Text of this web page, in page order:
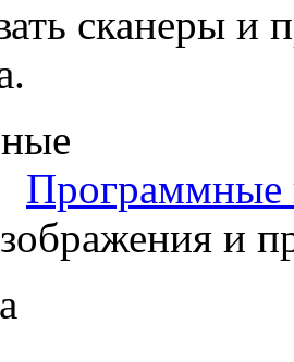
сканеры и
Программные
и